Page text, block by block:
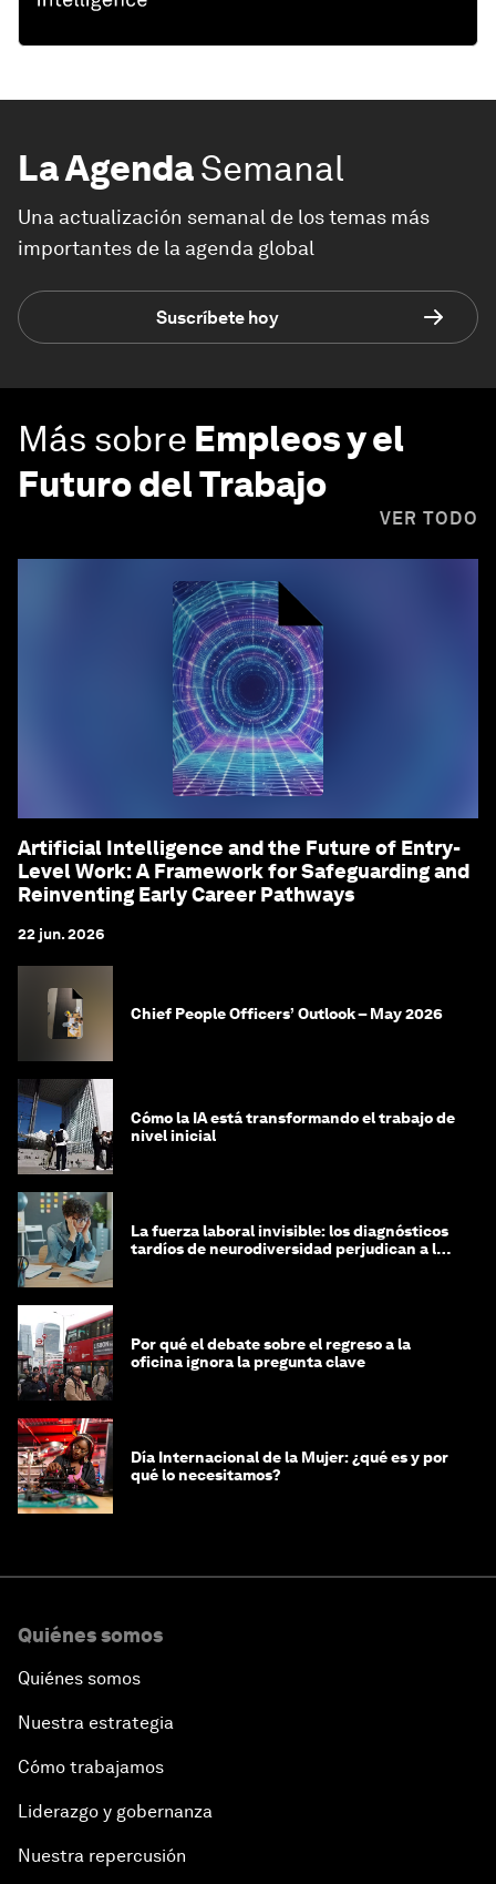
La AgendaSemanal
Una actualización semanal de los temas más
importantes de la agenda global
Suscríbete hoy
Más sobre Empleos y el
Futuro del Trabajo
VER TODO
Artificial Intelligence and the Future of Entry-
Level Work: A Framework for Safeguarding and
Reinventing Early Career Pathways
22 jun. 2026
Chief People Officers’ Outlook – May 2026
Cómo la IA está transformando el trabajo de
nivel inicial
La fuerza laboral invisible: los diagnósticos
tardíos de neurodiversidad perjudican a las
Por qué el debate sobre el regreso a la
oficina ignora la pregunta clave
Día Internacional de la Mujer: ¿qué es y por
qué lo necesitamos?
Quiénes somos
Quiénes somos
Nuestra estrategia
Cómo trabajamos
Liderazgo y gobernanza
Nuestra repercusión